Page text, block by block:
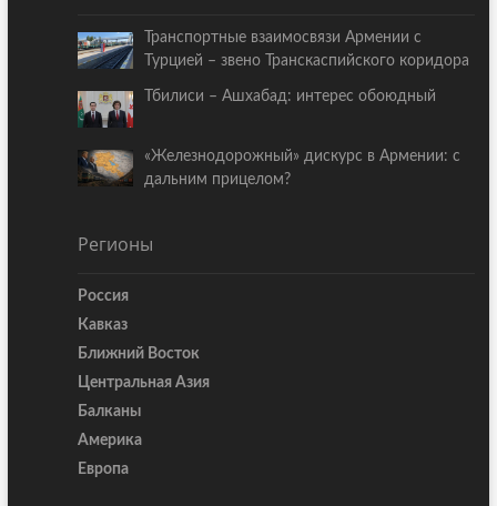
Транспортные взаимосвязи Армении с
Турцией – звено Транскаспийского коридора
Тбилиси – Ашхабад: интерес обоюдный
«Железнодорожный» дискурс в Армении: с
дальним прицелом?
Регионы
Россия
Кавказ
Ближний Восток
Центральная Азия
Балканы
Америка
Европа